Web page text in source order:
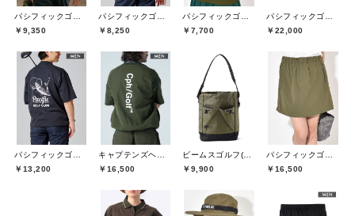
￥9,350
￥8,250
￥7,700
￥22,000
￥13,200
￥16,500
￥9,900
￥16,500